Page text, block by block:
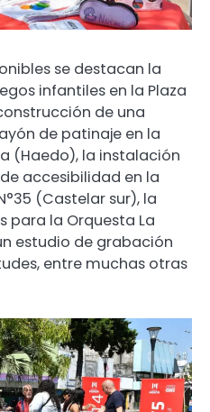
se destacan la
infantiles en la Plaza
de una
de patinaje en la
(Haedo), la instalación
accesibilidad en la
(Castelar sur), la
para la Orquesta La
estudio de grabación
entre muchas otras